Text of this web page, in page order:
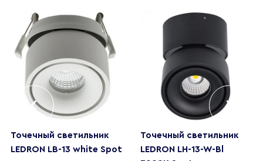
Точечный светильник
LEDRON LB-13 white Spot
Точечный светильник
LEDRON LH-13-W-Bl